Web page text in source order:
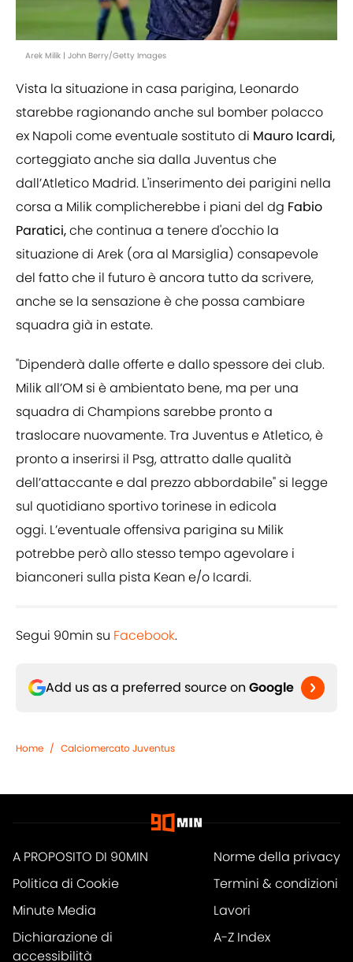
Arek Milik | John Berry/Getty Images
Vista la situazione in casa parigina, Leonardo
starebbe ragionando anche sul bomber polacco
ex Napoli come eventuale sostituto di Mauro Icardi,
corteggiato anche sia dalla Juventus che
dall’Atletico Madrid. L'inserimento dei parigini nella
corsa a Milik complicherebbe i piani del dg Fabio
Paratici,che continua a tenere d'occhio la
situazione di Arek (ora al Marsiglia) consapevole
del fatto che il futuro è ancora tutto da scrivere,
anche se la sensazione è che possa cambiare
squadra già in estate.
"Dipenderà dalle offerte e dallo spessore dei club.
Milik all’OM si è ambientato bene, ma per una
squadra di Champions sarebbe pronto a
traslocare nuovamente. Tra Juventus e Atletico, è
pronto a inserirsi il Psg, attratto dalle qualità
dell’attaccante e dal prezzo abbordabile" si legge
sul quotidiano sportivo torinese in edicola
oggi. L’eventuale offensiva parigina su Milik
potrebbe però allo stesso tempo agevolare i
bianconeri sulla pista Kean e/o Icardi.
Segui 90min su Facebook.
Add us as a preferred source on Google
Home / Calciomercato Juventus
A PROPOSITO DI 90MIN
Norme della privacy
Politica di Cookie
Termini & condizioni
Minute Media
Lavori
Dichiarazione di
accessibilità
A-Z Index